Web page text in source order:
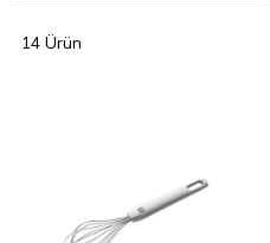
14 Ürün